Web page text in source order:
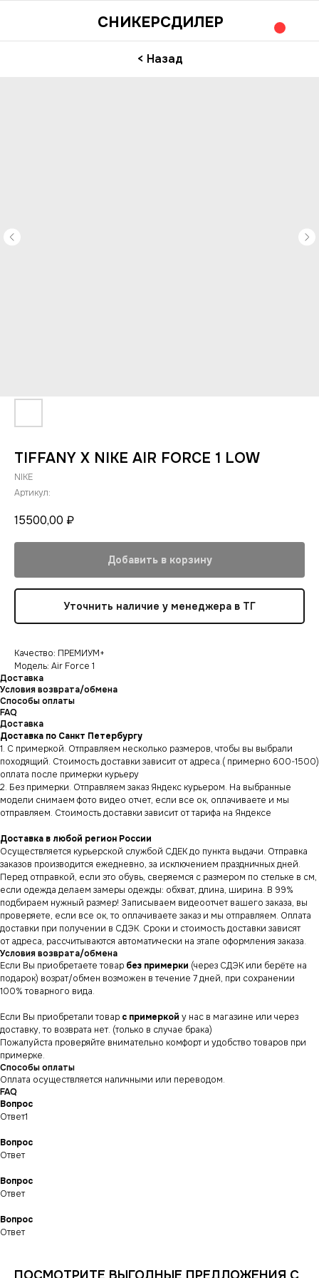
СНИКЕРСДИЛЕР
< Назад
TIFFANY X NIKE AIR FORCE 1 LOW
NIKE
Артикул:
15500,00 ₽
Добавить в корзину
Уточнить наличие у менеджера в ТГ
Качество: ПРЕМИУМ+
Модель: Air Force 1
Доставка
Условия возврата/обмена
Способы оплаты
FAQ
Доставка
Доставка по Санкт Петербургу
1. С примеркой. Отправляем несколько размеров, чтобы вы выбрали
походящий. Стоимость доставки зависит от адреса.( примерно 600-1500)
оплата после примерки курьеру
2. Без примерки. Отправляем заказ Яндекс курьером. На выбранные
модели снимаем фото видео отчет, если все ок, оплачиваете и мы
отправляем. Стоимость доставки зависит от тарифа на Яндексе
Доставка в любой регион России
Осуществляется курьерской службой СДЕК до пункта выдачи. Отправка
заказов производится ежедневно, за исключением праздничных дней.
Перед отправкой, если это обувь, сверяемся с размером по стельке в см,
если одежда делаем замеры одежды: обхват, длина, ширина. В 99%
подбираем нужный размер! Записываем видеоотчет вашего заказа, вы
проверяете, если все ок, то оплачиваете заказ и мы отправляем. Оплата
доставки при получении в СДЭК. Сроки и стоимость доставки зависят
от адреса, рассчитываются автоматически на этапе оформления заказа.
Условия возврата/обмена
Если Вы приобретаете товар без примерки (через СДЭК или берёте на
подарок) возрат/обмен возможен в течение 7 дней, при сохранении
100% товарного вида.
Если Вы приобретали товар с примеркой у нас в магазине или через
доставку, то возврата нет. (только в случае брака)
Пожалуйста проверяйте внимательно комфорт и удобство товаров при
примерке.
Способы оплаты
Оплата осуществляется наличными или переводом.
FAQ
Вопрос
Ответ1
Вопрос
Ответ
Вопрос
Ответ
Вопрос
Ответ
СНИКЕРСДИЛЕР
ИНФОРМАЦИЯ